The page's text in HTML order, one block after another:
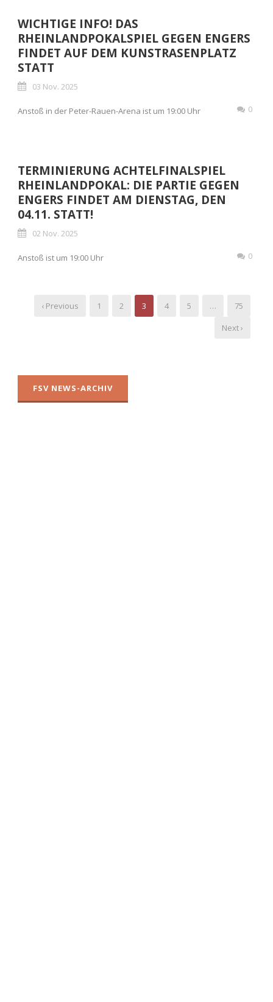
WICHTIGE INFO! DAS
RHEINLANDPOKALSPIEL GEGEN ENGERS
FINDET AUF DEM KUNSTRASENPLATZ
STATT
03 Nov. 2025
Anstoß in der Peter-Rauen-Arena ist um 19:00 Uhr 0
TERMINIERUNG ACHTELFINALSPIEL
RHEINLANDPOKAL: DIE PARTIE GEGEN
ENGERS FINDET AM DIENSTAG, DEN
04.11. STATT!
02 Nov. 2025
Anstoß ist um 19:00 Uhr 0
‹ Previous 1 2 3 4 5 …
75
Next ›
FSV NEWS-ARCHIV